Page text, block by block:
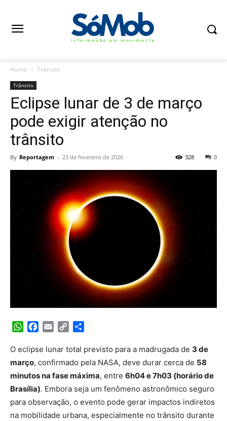
Home Trânsito
Trânsito
Eclipse lunar de 3 de março
pode exigir atenção no
trânsito
By Reportagem - 23 de fevereiro de 2026 0
328
WhatsApp
Facebook
Email Copy
O eclipse lunar total previsto para a madrugada de 3 de
março, confirmado pela NASA, deve durar cerca de 58
minutos na fase máxima, entre 6h04 e 7h03 (horário de
Brasília). Embora seja um fenômeno astronômico seguro
para observação, o evento pode gerar impactos indiretos
na mobilidade urbana, especialmente no trânsito durante